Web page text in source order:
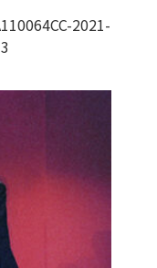
2021-